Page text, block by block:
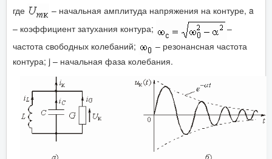
где
– начальная амплитуда напряжения на контуре, a
– коэффициент затухания контура;
–
частота свободных колебаний;
– резонансная частота
контура; j – начальная фаза колебания.